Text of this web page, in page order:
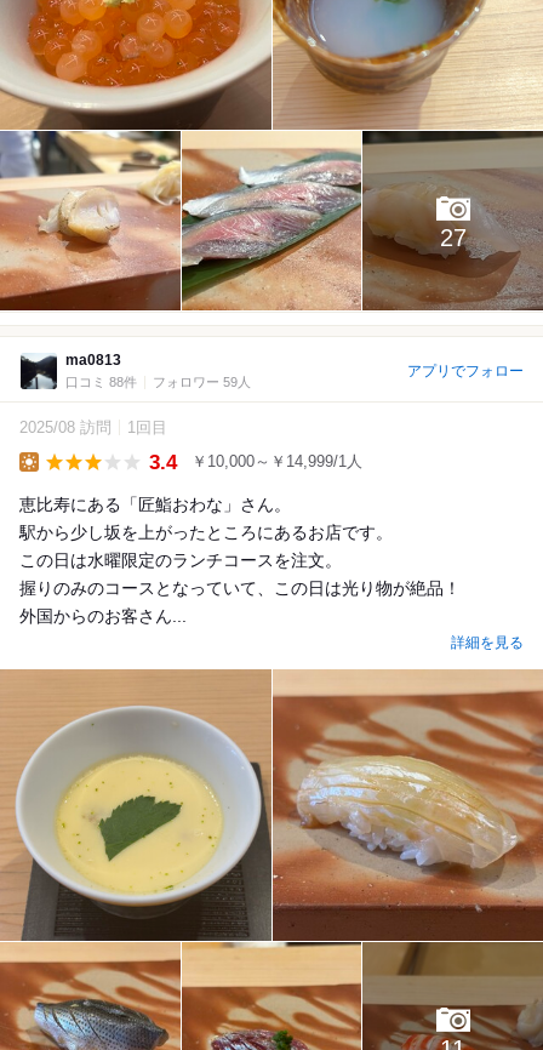
27
ma0813
口コミ 88件 フォロワー 59人
アプリでフォロー
2025/08 訪問 1回目
3.4 ￥10,000～￥14,999/1人
恵比寿にある「匠鮨おわな」さん。
駅から少し坂を上がったところにあるお店です。
この日は水曜限定のランチコースを注文。
握りのみのコースとなっていて、この日は光り物が絶品！
外国からのお客さん...
詳細を見る